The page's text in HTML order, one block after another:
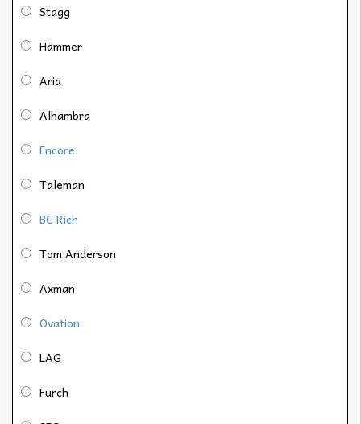
Stagg
Hammer
Aria
Alhambra
Encore
Taleman
BC Rich
Tom Anderson
Axman
Ovation
LAG
Furch